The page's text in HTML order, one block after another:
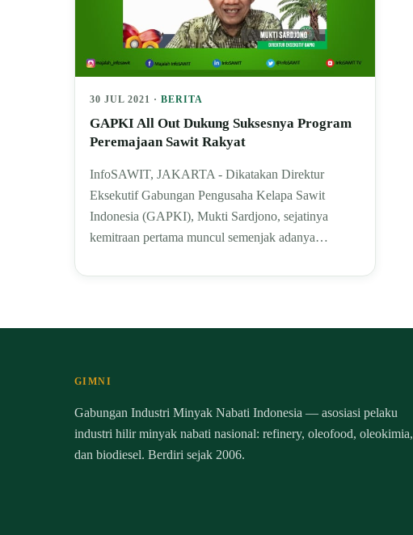
30 JUL 2021 · BERITA
GAPKI All Out Dukung Suksesnya Program
Peremajaan Sawit Rakyat
InfoSAWIT, JAKARTA - Dikatakan Direktur
Eksekutif Gabungan Pengusaha Kelapa Sawit
Indonesia (GAPKI), Mukti Sardjono, sejatinya
kemitraan pertama muncul semenjak adanya…
GIMNI
Gabungan Industri Minyak Nabati Indonesia — asosiasi pelaku
industri hilir minyak nabati nasional: refinery, oleofood, oleokimia,
dan biodiesel. Berdiri sejak 2006.